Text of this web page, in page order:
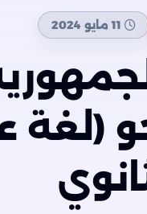
11 مايو 2024
(لغة